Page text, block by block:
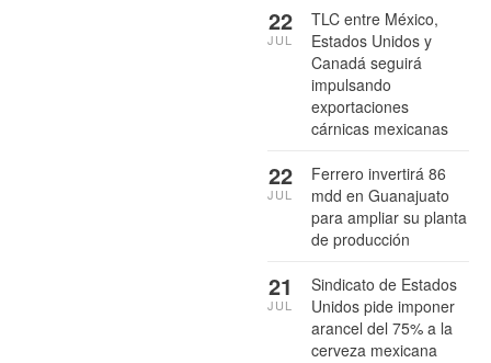
TLC entre México,
Estados Unidos y
Canadá seguirá
impulsando
exportaciones
cárnicas mexicanas
22
JUL
Ferrero invertirá 86
mdd en Guanajuato
para ampliar su planta
de producción
22
JUL
Sindicato de Estados
Unidos pide imponer
arancel del 75% a la
cerveza mexicana
21
JUL